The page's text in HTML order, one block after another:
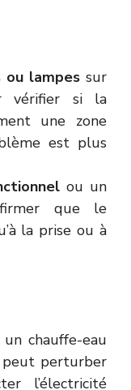
ou lampes sur
vérifier si la
une zone
est plus
ou un
que le
la prise ou à
chauffe-eau
peut perturber
l’électricité